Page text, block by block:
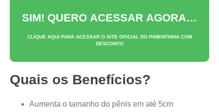
SIM! QUERO ACESSAR AGORA…
CLIQUE AQUI PARA ACESSAR O SITE OFICIAL DO PIMENTINHACOM
DESCONTO
Quais os Benefícios?
Aumenta o tamanho do pênis em até 5cm